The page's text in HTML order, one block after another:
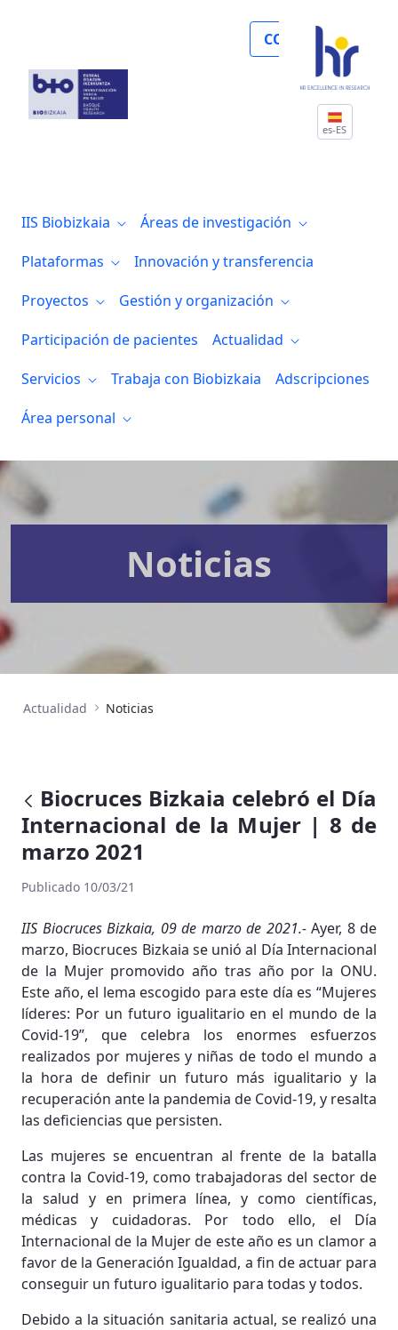
COLABORA
es-ES
IIS Biobizkaia
Áreas de investigación
Plataformas
Innovación y transferencia
Proyectos
Gestión y organización
Participación de pacientes
Actualidad
Servicios
Trabaja con Biobizkaia
Adscripciones
Área personal
Noticias
Actualidad Noticias
Biocruces Bizkaia celebró el Día
Internacional de la Mujer | 8 de
marzo 2021
Publicado 10/03/21
IIS Biocruces Bizkaia, 09 de marzo de 2021.- Ayer, 8 de
marzo, Biocruces Bizkaia se unió al Día Internacional
de la Mujer promovido año tras año por la ONU.
Este año, el lema escogido para este día es “Mujeres
líderes: Por un futuro igualitario en el mundo de la
Covid-19”, que celebra los enormes esfuerzos
realizados por mujeres y niñas de todo el mundo a
la hora de definir un futuro más igualitario y la
recuperación ante la pandemia de Covid-19, y resalta
las deficiencias que persisten.
Las mujeres se encuentran al frente de la batalla
contra la Covid-19, como trabajadoras del sector de
la salud y en primera línea, y como científicas,
médicas y cuidadoras. Por todo ello, el Día
Internacional de la Mujer de este año es un clamor a
favor de la Generación Igualdad, a fin de actuar para
conseguir un futuro igualitario para todas y todos.
Debido a la situación sanitaria actual, se realizó una